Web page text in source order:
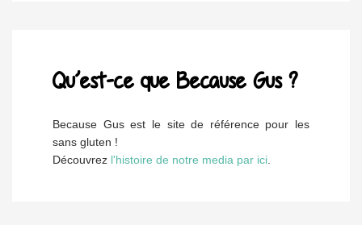
Qu’est-ce que Because Gus ?
Because Gus est le site de référence pour les
sans gluten !
Découvrez l'histoire de notre media par ici